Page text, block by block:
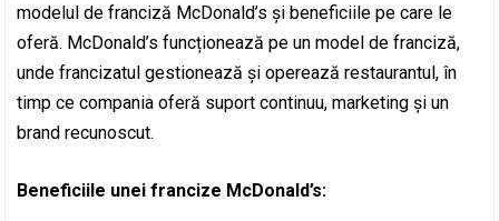
modelul de franciză McDonald’s și beneficiile pe care le
oferă. McDonald’s funcționează pe un model de franciză,
unde francizatul gestionează și operează restaurantul, în
timp ce compania oferă suport continuu, marketing și un
brand recunoscut.
Beneficiile unei francize McDonald’s: